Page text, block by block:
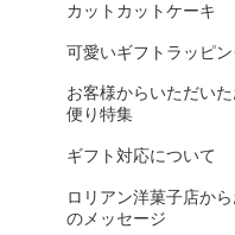
カットカットケーキ
可愛いギフトラッピ
お客様からいただいた
便り特集
ギフト対応について
ロリアン洋菓子店か
のメッセージ